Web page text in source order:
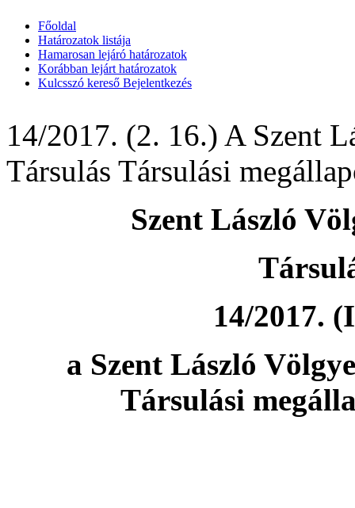
Főoldal
Határozatok listája
Hamarosan lejáró határozatok
Korábban lejárt határozatok
Kulcsszó kereső Bejelentkezés
14/2017. (2. 16.) A Szent
Társulás Társulási
Szent László
14/2017.
a Szent László
Társulási